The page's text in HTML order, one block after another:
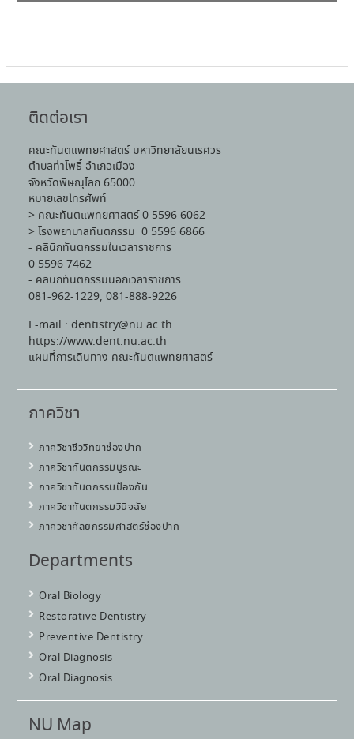
ติดต่อเรา
คณะทันตแพทยศาสตร์ มหาวิทยาลัยนเรศวร
ตำบลท่าโพธิ์ อำเภอเมือง
จังหวัดพิษณุโลก 65000
หมายเลขโทรศัพท์
> คณะทันตแพทยศาสตร์ 0 5596 6062
> โรงพยาบาลทันตกรรม 0 5596 6866
- คลินิกทันตกรรมในเวลาราชการ
0 5596 7462
- คลินิกทันตกรรมนอกเวลาราชการ
081-962-1229, 081-888-9226
E-mail : dentistry@nu.ac.th
https://www.dent.nu.ac.th
แผนที่การเดินทาง คณะทันตแพทยศาสตร์
ภาควิชา
ภาควิชาชีววิทยาช่องปาก
ภาควิชาทันตกรรมบูรณะ
ภาควิชาทันตกรรมป้องกัน
ภาควิชาทันตกรรมวินิจฉัย
ภาควิชาศัลยกรรมศาสตร์ช่องปาก
Departments
Oral Biology
Restorative Dentistry
Preventive Dentistry
Oral Diagnosis
Oral Diagnosis
NU Map